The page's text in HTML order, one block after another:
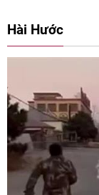
Hài Hước